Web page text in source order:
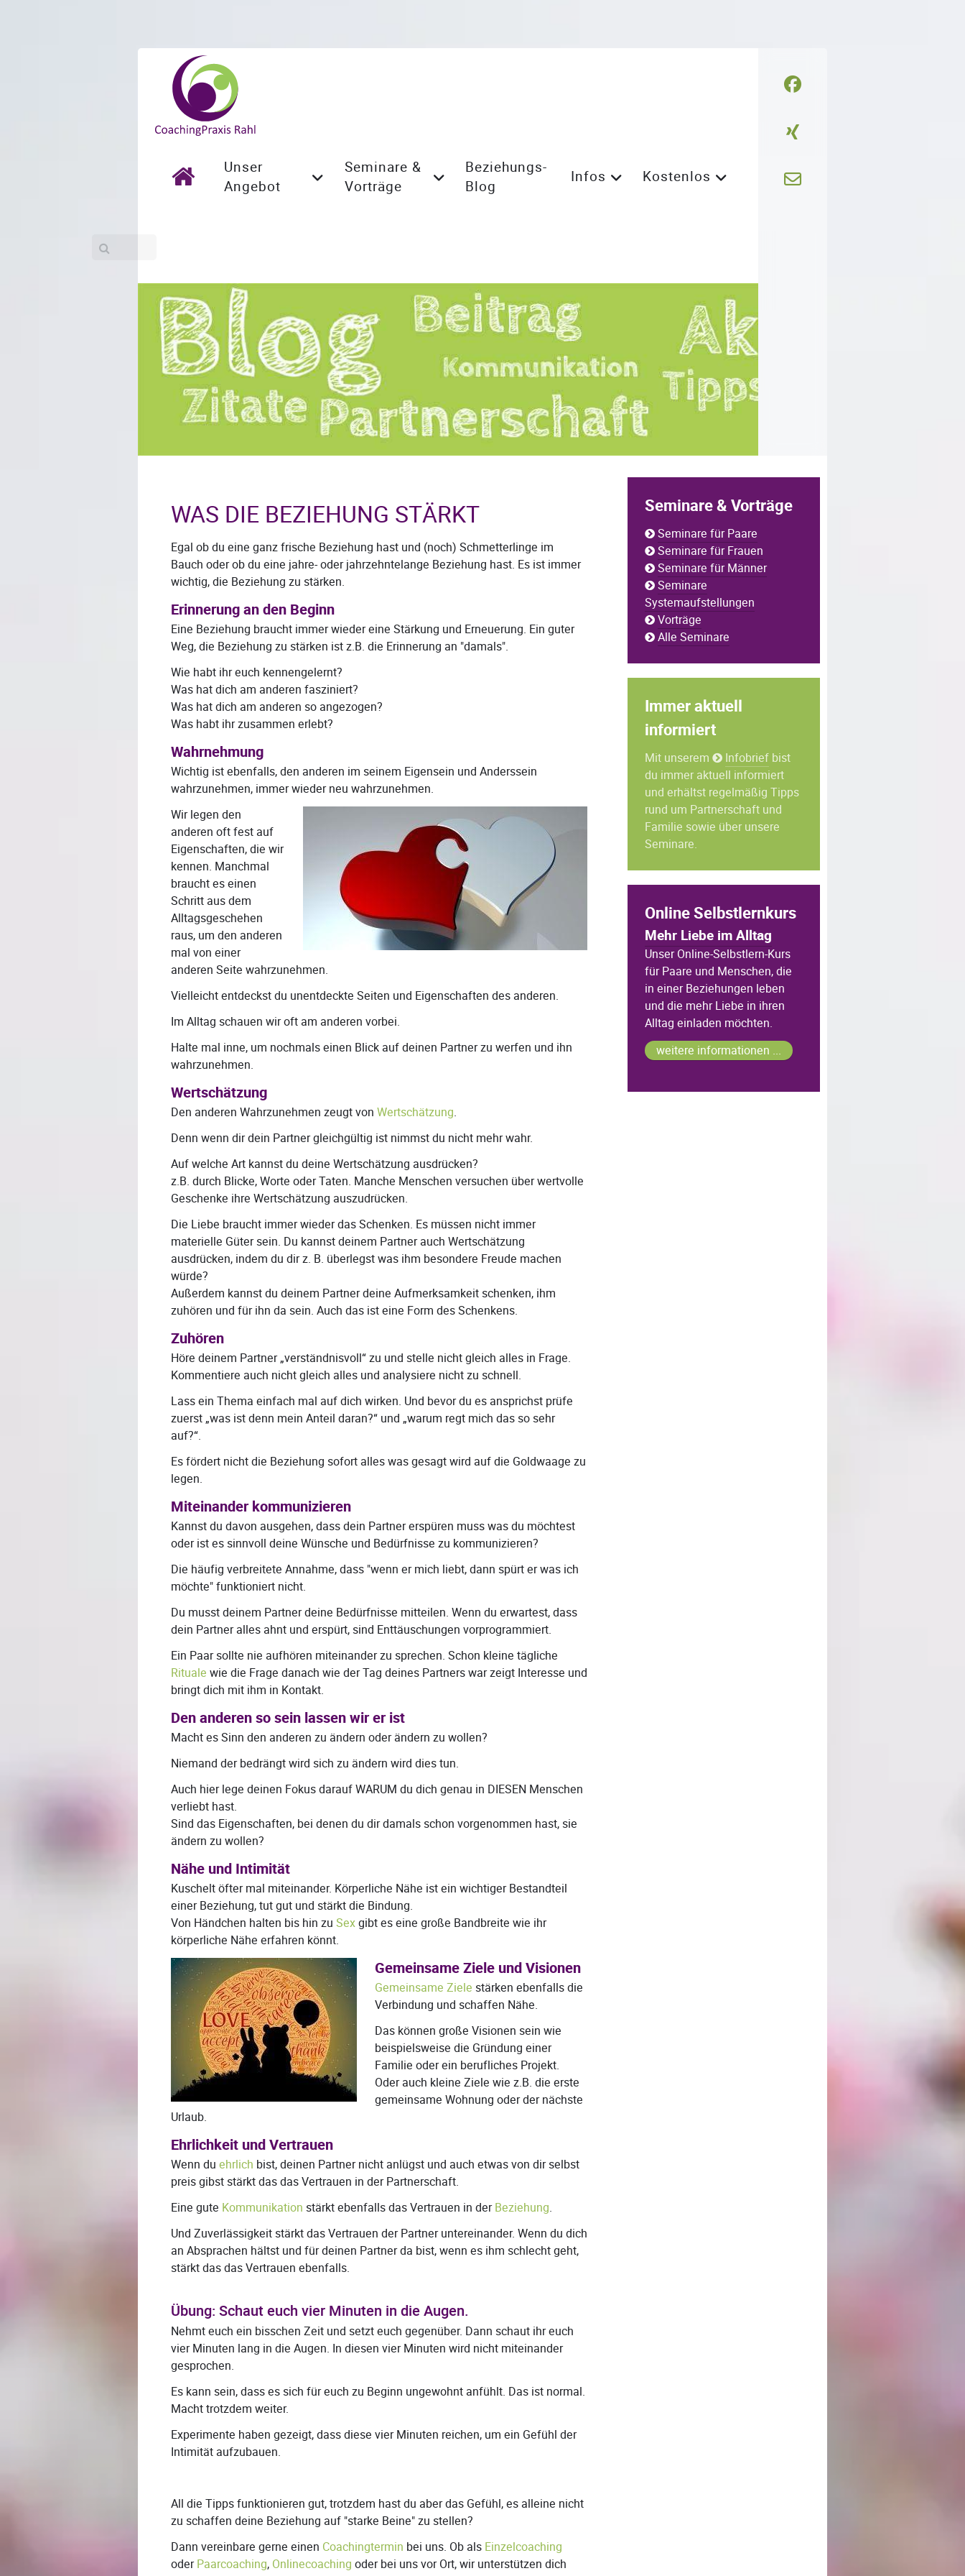
Unser
Angebot
Seminare &
Vorträge
Beziehungs-
Blog
Infos Kostenlos
WAS DIE BEZIEHUNG STÄRKT
Egal ob du eine ganz frische Beziehung hast und (noch) Schmetterlinge im
Bauch oder ob du eine jahre- oder jahrzehntelange Beziehung hast. Es ist immer
wichtig, die Beziehung zu stärken.
Erinnerung an den Beginn
Eine Beziehung braucht immer wieder eine Stärkung und Erneuerung. Ein guter
Weg, die Beziehung zu stärken ist z.B. die Erinnerung an "damals".
Wie habt ihr euch kennengelernt?
Was hat dich am anderen fasziniert?
Was hat dich am anderen so angezogen?
Was habt ihr zusammen erlebt?
Wahrnehmung
Wichtig ist ebenfalls, den anderen im seinem Eigensein und Anderssein
wahrzunehmen, immer wieder neu wahrzunehmen.
Wir legen den
anderen oft fest auf
Eigenschaften, die wir
kennen. Manchmal
braucht es einen
Schritt aus dem
Alltagsgeschehen
raus, um den anderen
mal von einer
anderen Seite wahrzunehmen.
Vielleicht entdeckst du unentdeckte Seiten und Eigenschaften des anderen.
Im Alltag schauen wir oft am anderen vorbei.
Halte mal inne, um nochmals einen Blick auf deinen Partner zu werfen und ihn
wahrzunehmen.
Wertschätzung
Den anderen Wahrzunehmen zeugt von Wertschätzung.
Denn wenn dir dein Partner gleichgültig ist nimmst du nicht mehr wahr.
Auf welche Art kannst du deine Wertschätzung ausdrücken?
z.B. durch Blicke, Worte oder Taten. Manche Menschen versuchen über wertvolle
Geschenke ihre Wertschätzung auszudrücken.
Die Liebe braucht immer wieder das Schenken. Es müssen nicht immer
materielle Güter sein. Du kannst deinem Partner auch Wertschätzung
ausdrücken, indem du dir z. B. überlegst was ihm besondere Freude machen
würde?
Außerdem kannst du deinem Partner deine Aufmerksamkeit schenken, ihm
zuhören und für ihn da sein. Auch das ist eine Form des Schenkens.
Zuhören
Höre deinem Partner „verständnisvoll“ zu und stelle nicht gleich alles in Frage.
Kommentiere auch nicht gleich alles und analysiere nicht zu schnell.
Lass ein Thema einfach mal auf dich wirken. Und bevor du es ansprichst prüfe
zuerst „was ist denn mein Anteil daran?“ und „warum regt mich das so sehr
auf?“.
Es fördert nicht die Beziehung sofort alles was gesagt wird auf die Goldwaage zu
legen.
Miteinander kommunizieren
Kannst du davon ausgehen, dass dein Partner erspüren muss was du möchtest
oder ist es sinnvoll deine Wünsche und Bedürfnisse zu kommunizieren?
Die häufig verbreitete Annahme, dass "wenn er mich liebt, dann spürt er was ich
möchte" funktioniert nicht.
Du musst deinem Partner deine Bedürfnisse mitteilen. Wenn du erwartest, dass
dein Partner alles ahnt und erspürt, sind Enttäuschungen vorprogrammiert.
Ein Paar sollte nie aufhören miteinander zu sprechen. Schon kleine tägliche
Rituale wie die Frage danach wie der Tag deines Partners war zeigt Interesse und
bringt dich mit ihm in Kontakt.
Den anderen so sein lassen wir er ist
Macht es Sinn den anderen zu ändern oder ändern zu wollen?
Niemand der bedrängt wird sich zu ändern wird dies tun.
Auch hier lege deinen Fokus darauf WARUM du dich genau in DIESEN Menschen
verliebt hast.
Sind das Eigenschaften, bei denen du dir damals schon vorgenommen hast, sie
ändern zu wollen?
Nähe und Intimität
Kuschelt öfter mal miteinander. Körperliche Nähe ist ein wichtiger Bestandteil
einer Beziehung, tut gut und stärkt die Bindung.
Von Händchen halten bis hin zu Sexgibt es eine große Bandbreite wie ihr
körperliche Nähe erfahren könnt.
Gemeinsame Ziele und Visionen
Gemeinsame Ziele stärken ebenfalls die
Verbindung und schaffen Nähe.
Das können große Visionen sein wie
beispielsweise die Gründung einer
Familie oder ein berufliches Projekt.
Oder auch kleine Ziele wie z.B. die erste
gemeinsame Wohnung oder der nächste
Urlaub.
Ehrlichkeit und Vertrauen
Wenn du ehrlich bist, deinen Partner nicht anlügst und auch etwas von dir selbst
preis gibst stärkt das das Vertrauen in der Partnerschaft.
Eine gute Kommunikation stärkt ebenfalls das Vertrauen in derBeziehung.
Und Zuverlässigkeit stärkt das Vertrauen der Partner untereinander. Wenn du dich
an Absprachen hältst und für deinen Partner da bist, wenn es ihm schlecht geht,
stärkt das das Vertrauen ebenfalls.
Übung: Schaut euch vier Minuten in die Augen.
Nehmt euch ein bisschen Zeit und setzt euch gegenüber. Dann schaut ihr euch
vier Minuten lang in die Augen. In diesen vier Minuten wird nicht miteinander
gesprochen.
Es kann sein, dass es sich für euch zu Beginn ungewohnt anfühlt. Das ist normal.
Macht trotzdem weiter.
Experimente haben gezeigt, dass diese vier Minuten reichen, um ein Gefühl der
Intimität aufzubauen.
All die Tipps funktionieren gut, trotzdem hast du aber das Gefühl, es alleine nicht
zu schaffen deine Beziehung auf "starke Beine" zu stellen?
Dann vereinbare gerne einen Coachingtermin bei uns. Ob als Einzelcoaching
oderPaarcoaching, Onlinecoaching oder bei uns vor Ort, wir unterstützen dich
Seminare & Vorträge
Seminare für Paare
Seminare für Frauen
Seminare für Männer
Seminare
Systemaufstellungen
Vorträge
Alle Seminare
Immer aktuell
informiert
Mit unserem Infobrief bist
du immer aktuell informiert
und erhältst regelmäßig Tipps
rund um Partnerschaft und
Familie sowie über unsere
Seminare.
Online Selbstlernkurs
Mehr Liebe im Alltag
Unser Online-Selbstlern-Kurs
für Paare und Menschen, die
in einer Beziehungen leben
und die mehr Liebe in ihren
Alltag einladen möchten.
weitere informationen ...